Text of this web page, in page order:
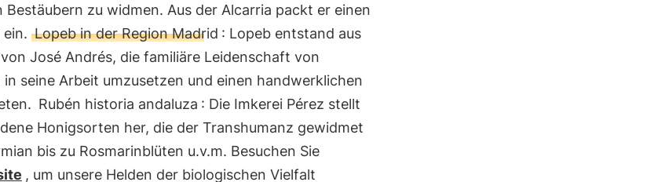
Bestäubern zu widmen. Aus der Alcarria packt er einen
Lopeb in der Region Madrid : Lopeb entstand aus
José Andrés, die familiäre Leidenschaft von
in seine Arbeit umzusetzen und einen handwerklichen
Rubén historia andaluza : Die Imkerei Pérez stellt
Honigsorten her, die der Transhumanz gewidmet
bis zu Rosmarinblüten u.v.m. Besuchen Sie
, um unsere Helden der biologischen Vielfalt